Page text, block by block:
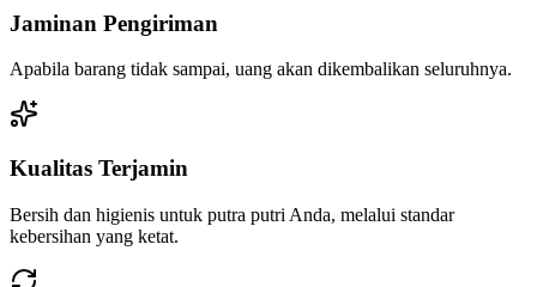
Jaminan Pengiriman
Apabila barang tidak sampai, uang akan dikembalikan seluruhnya.
Kualitas Terjamin
Bersih dan higienis untuk putra putri Anda, melalui standar
kebersihan yang ketat.